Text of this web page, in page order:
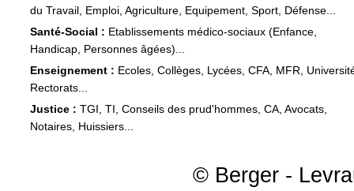
du Travail, Emploi, Agriculture, Equipement, Sport, Défense...
Santé-Social : Etablissements médico-sociaux (Enfance,
Handicap, Personnes âgées)...
Enseignement : Ecoles, Collèges, Lycées, CFA, MFR,
Rectorats...
Justice : TGI, TI, Conseils des prud'hommes, CA, Avocats,
Notaires, Huissiers...
© Berger -